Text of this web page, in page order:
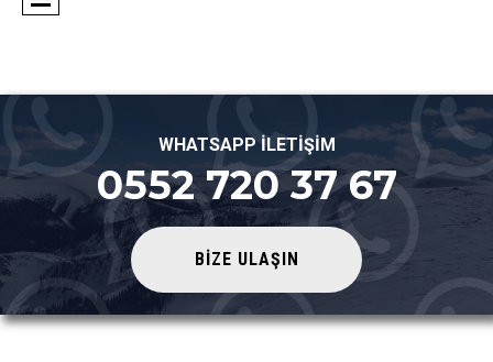
WHATSAPP İLETİŞİM
0552 720 37 67
BİZE ULAŞIN